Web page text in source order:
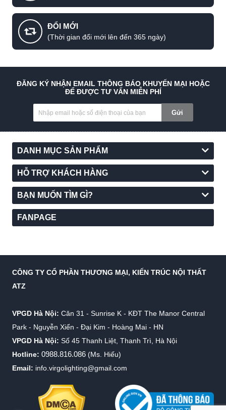
ĐỔI MỚI
(Thời gian đổi mới lên đến 365 ngày)
ĐĂNG KÝ NHẬN EMAIL THÔNG BÁO KHUYẾN MẠI HOẶC
ĐỂ ĐƯỢC TƯ VẤN MIỄN PHÍ
Gửi
DANH MỤC SẢN PHẨM
HỖ TRỢ KHÁCH HÀNG
BẠN MUỐN TÌM GÌ?
FANPAGE
CÔNG TY CỔ PHẦN THƯƠNG MẠI, KIẾN TRÚC NỘI THẤT
ATZ
VPGD Hà Nội: Căn 31 - Sunrise K - KĐT The Manor Central
Park - Nguyễn Xiển - Đại Kim - Hoàng Mai - HN
VPGD Hà Nội: Số 45 Thanh Liệt, Thanh Trì, Hà Nội
Hotline: 0988.816.086 (Ms. Hiếu)
Email: info.virgolighting@gmail.com